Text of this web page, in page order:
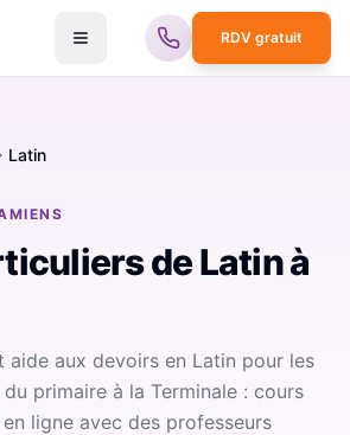
RDV gratuit
Latin
de Latinà
aide aux devoirs en Latin pour les
primaire à la Terminale : cours
ligne avec des professeurs